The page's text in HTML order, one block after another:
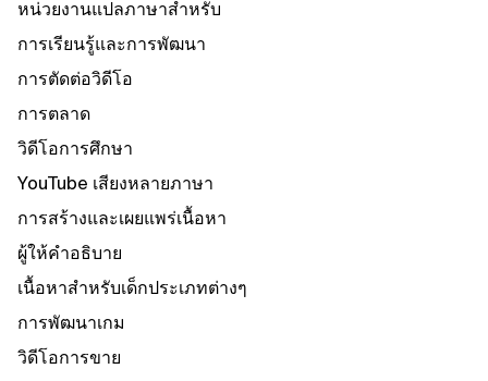
หน่วยงานแปลภาษาสำหรับ
การเรียนรู้และการพัฒนา
การตัดต่อวิดีโอ
การตลาด
วิดีโอการศึกษา
YouTube เสียงหลายภาษา
การสร้างและเผยแพร่เนื้อหา
ผู้ให้คำอธิบาย
เนื้อหาสำหรับเด็กประเภทต่างๆ
การพัฒนาเกม
วิดีโอการขาย